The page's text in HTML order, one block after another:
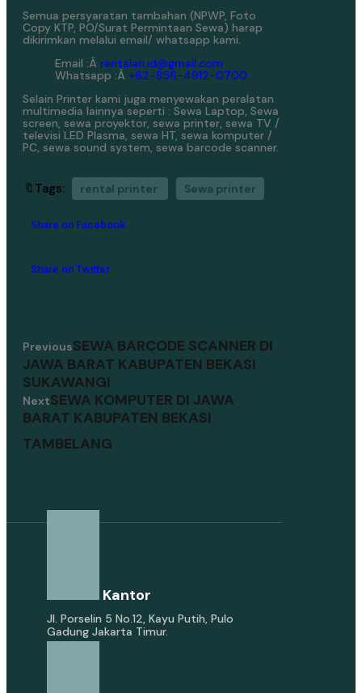
Semua persyaratan tambahan (NPWP, Foto
Copy KTP, PO/Surat Permintaan Sewa) harap
dikirimkan melalui email/ whatsapp kami.
Email :Â rentalan.id@gmail.com
Whatsapp :Â +62-856-4912-0700
Selain Printer kami juga menyewakan peralatan
multimedia lainnya seperti : Sewa Laptop, Sewa
screen, sewa proyektor, sewa printer, sewa TV /
televisi LED Plasma, sewa HT, sewa komputer /
PC, sewa sound system, sewa barcode scanner.
🔖Tags: rental printer Sewa printer
Share on Facebook
Share on Twitter
PreviousSEWA BARCODE SCANNER DI
JAWA BARAT KABUPATEN BEKASI
SUKAWANGI
NextSEWA KOMPUTER DI JAWA
BARAT KABUPATEN BEKASI
TAMBELANG
Alamat Kantor
Jl. Porselin 5 No.12, Kayu Putih, Pulo
Gadung Jakarta Timur.